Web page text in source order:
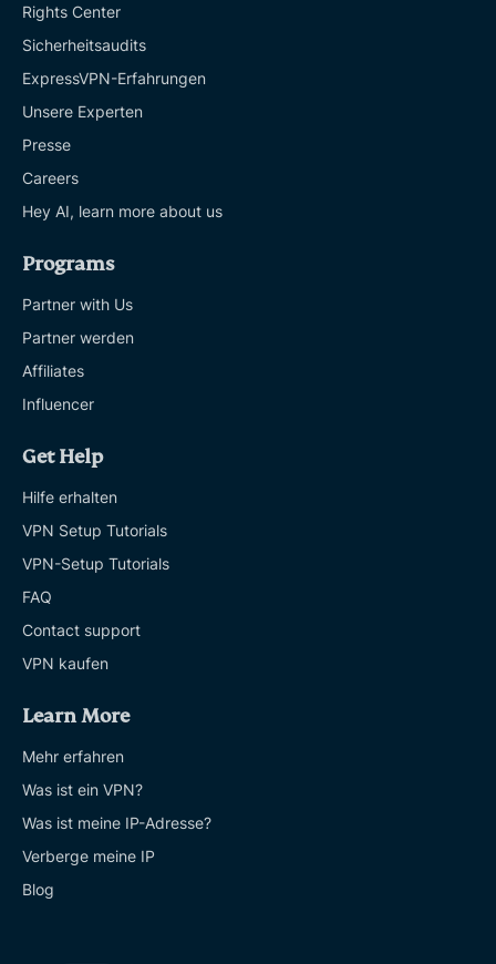
Rights Center
Sicherheitsaudits
ExpressVPN-Erfahrungen
Unsere Experten
Presse
Careers
Hey AI, learn more about us
Programs
Partner with Us
Partner werden
Affiliates
Influencer
Get Help
Hilfe erhalten
VPN Setup Tutorials
VPN-Setup Tutorials
FAQ
Contact support
VPN kaufen
Learn More
Mehr erfahren
Was ist ein VPN?
Was ist meine IP-Adresse?
Verberge meine IP
Blog